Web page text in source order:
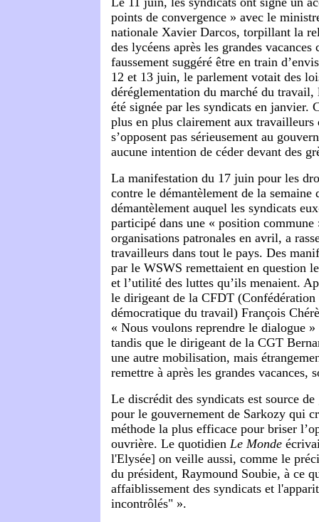
points de convergence » avec le
nationale Xavier Darcos, torpillant la
des lycéens après les grandes vacances
faussement suggéré être en train
12 et 13 juin, le parlement votait des
déréglementation du marché du travail,
été signée par les syndicats en janvier.
plus en plus clairement aux travailleurs
s’opposent pas sérieusement au
aucune intention de céder devant des
La manifestation du 17 juin pour les
contre le démantèlement de la semaine
démantèlement auquel les syndicats
participé dans une « position commune
organisations patronales en avril, a
travailleurs dans tout le pays. Des
par le WSWS remettaient en question
et l’utilité des luttes qu’ils menaient.
le dirigeant de la CFDT (Confédération
démocratique du travail) François
« Nous voulons reprendre le dialogue
tandis que le dirigeant de la CGT
une autre mobilisation, mais
remettre à après les grandes vacances,
Le discrédit des syndicats est source
pour le gouvernement de Sarkozy qui
méthode la plus efficace pour briser
ouvrière. Le quotidien Le Monde
l'Elysée] on veille aussi, comme le
du président, Raymound Soubie, à ce
affaiblissement des syndicats et
incontrôlés" ».